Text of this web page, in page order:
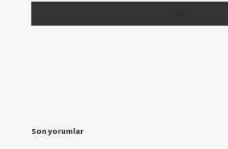
Son yorumlar